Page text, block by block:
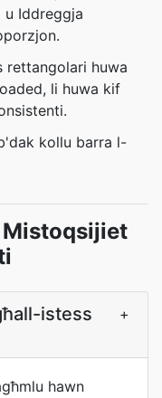
u Iddreggja
huwa
li huwa kif
kollu barra l-
Mistoqsijiet
istess
+
hawn